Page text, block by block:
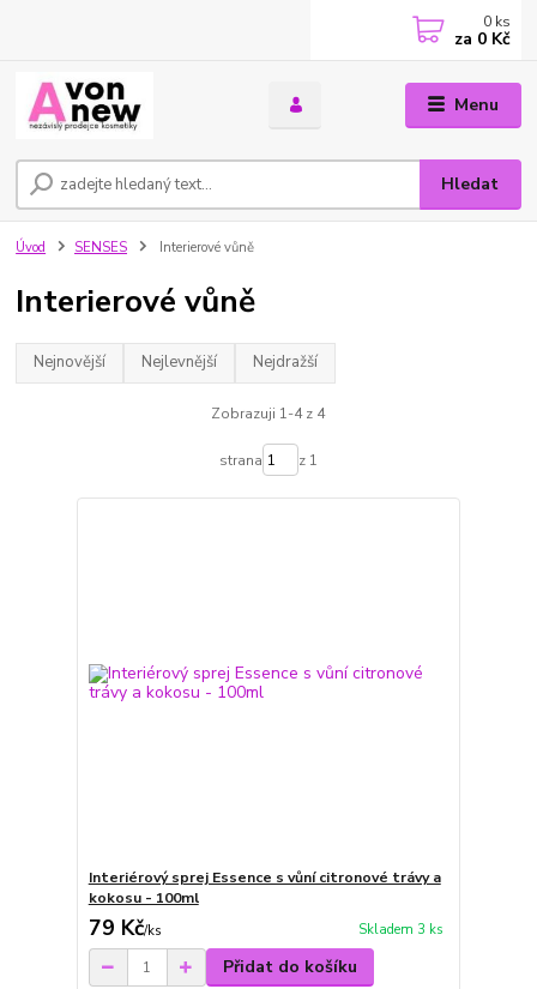
Menu
Hledat
0 ks
za 0 Kč
Úvod SENSES Interierové vůně
Interierové vůně
Nejnovější Nejlevnější Nejdražší
Zobrazuji 1-4 z 4
strana z 1
Interiérový sprej Essence s vůní citronové trávy a
kokosu - 100ml
79 Kč/ks Skladem 3 ks
Přidat do košíku